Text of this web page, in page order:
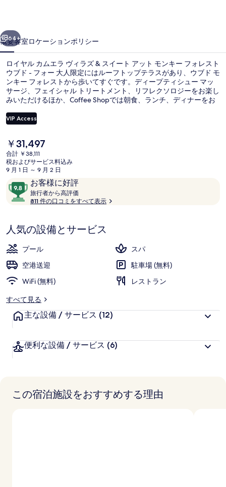
ラ
ヴ
ィ
ラ
ズ
&
イ
ー
ト
ア
ト
モ
ン
キ
ー
次へ
64+
概要客室ロケーションポリシー
ロイヤル カムエラ ヴィラズ & スイート アット モンキー フォレスト
ウブド - フォー 大人限定にはルーフトップテラスがあり、ウブド モ
ンキー フォレストから歩いてすぐです。ディープティシュー マッ
サージ、フェイシャル トリートメント、リフレクソロジーをお楽し
みいただけるほか、Coffee Shopでは朝食、ランチ、ディナーをお
外プール、バー / ラウンジ、およびフィットネスセンターがありま
す。旅行者は親切なスタッフやロケーションを評価しています。
VIP Access
現
在
の
料
は
￥31,497
￥31,497
合計 ￥38,111
税およびサービス料込み
9 月 1 日 ～ 9 月 2 日
口
コ
ミ
お客様に好評
10
段
階
9.8、
お
客
様
に
好
件
の
ミ
旅行者から高評価
行
ら
811 件の口コミをすべて表示
人気の設備とサービス
プール
スパ
空港送迎
駐車場 (無料)
WiFi (無料)
レストラン
すべて見る
主な設備 / サービス (12)
便利な設備 / サービス (6)
この宿泊施設をおすすめする理由